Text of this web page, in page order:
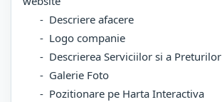
- Descriere afacere
- Logo companie
- Descrierea Serviciilor si a Preturilor
- Galerie Foto
- Pozitionare pe Harta Interactiva